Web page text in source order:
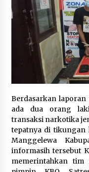
Berdasarkan
ada dua orang
transaksi narkotika
tepatnya di tikungan
Manggelewa
informasih tersebut
memerintahkan tim